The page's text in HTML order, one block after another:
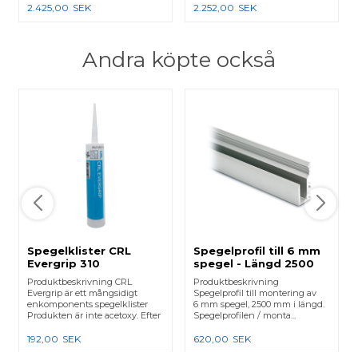
2.425,00 SEK 2.252,00 SEK
Andra köpte också
Spegelklister CRL
Evergrip 310
Produktbeskrivning CRL
Evergrip är ett mångsidigt
enkomponents spegelklister
Produkten är inte acetoxy. Efter
192,00 SEK
Spegelprofil till 6 mm
spegel - Längd 2500
mm
Produktbeskrivning
Spegelprofil till montering av
6 mm spegel, 2500 mm i längd.
Spegelprofilen / monta...
620,00 SEK